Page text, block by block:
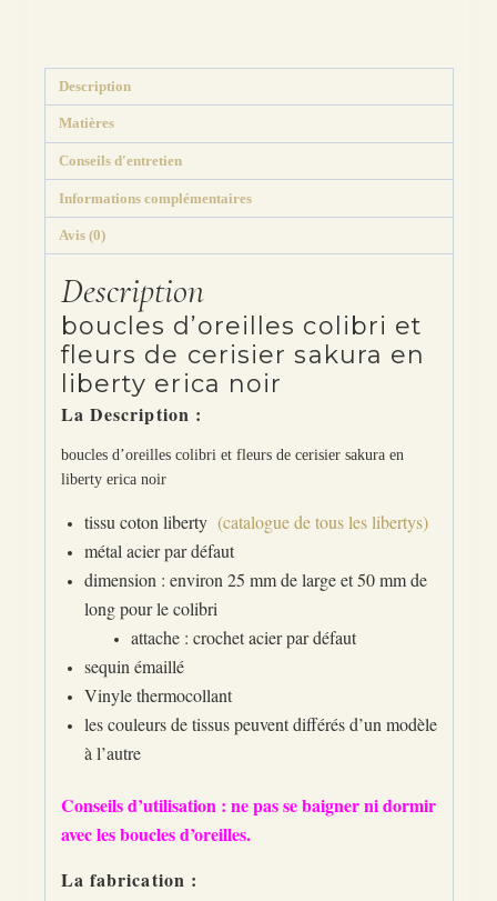
Description
Matières
Conseils d'entretien
Informations complémentaires
Avis (0)
Description
boucles d’oreilles colibri et
fleurs de cerisier sakura en
liberty erica noir
La Description :
boucles d’oreilles colibri et fleurs de cerisier sakura en
liberty erica noir
tissu coton liberty (catalogue de tous les libertys)
métal acier par défaut
dimension : environ 25 mm de large et 50 mm de
long pour le colibri
attache : crochet acier par défaut
sequin émaillé
Vinyle thermocollant
les couleurs de tissus peuvent différés d’un modèle
à l’autre
Conseils d’utilisation : ne pas se baigner ni dormir
avec les boucles d’oreilles.
La fabrication :